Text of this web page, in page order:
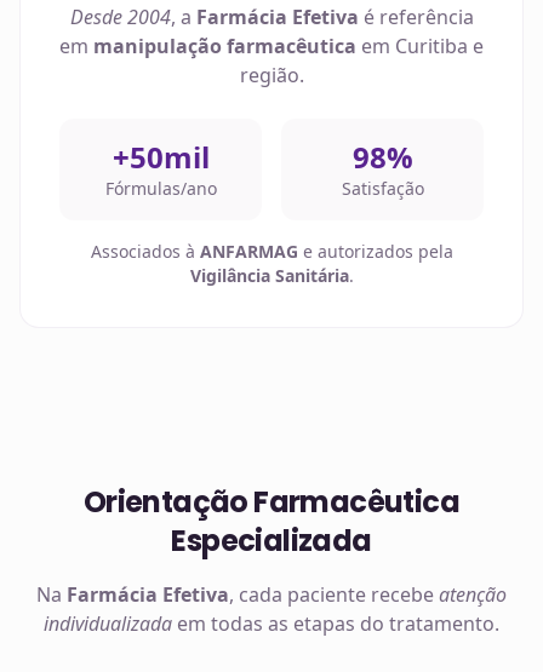
Desde 2004, a Farmácia Efetiva é referência
em manipulação farmacêutica em Curitiba e
região.
+50mil
Fórmulas/ano
98%
Satisfação
Associados à ANFARMAG e autorizados pela
Vigilância Sanitária.
Orientação Farmacêutica
Especializada
Na Farmácia Efetiva, cada paciente recebeatenção
individualizada em todas as etapas do tratamento.